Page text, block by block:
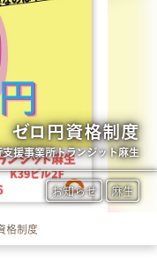
ゼロ円資格制度
支援事業所トランジット麻生
お知らせ 麻生
格制度